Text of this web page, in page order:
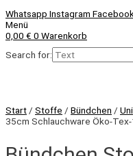
Whatsapp Instagram
Menü
0,00 € 0 Warenkorb
Search for:
Start / Stoffe / Bündchen / Uni
35cm Schlauchware Öko-